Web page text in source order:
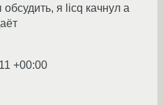
обсудить, я licq качнул а
+00:00